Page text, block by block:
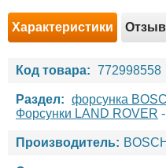
Характеристики
Код товара: 772998558
Раздел: форсунка
Форсунки LAND ROVER -
Производитель: BOSCH